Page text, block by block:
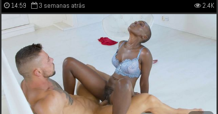
14:59 3 semanas atrás 2.4K